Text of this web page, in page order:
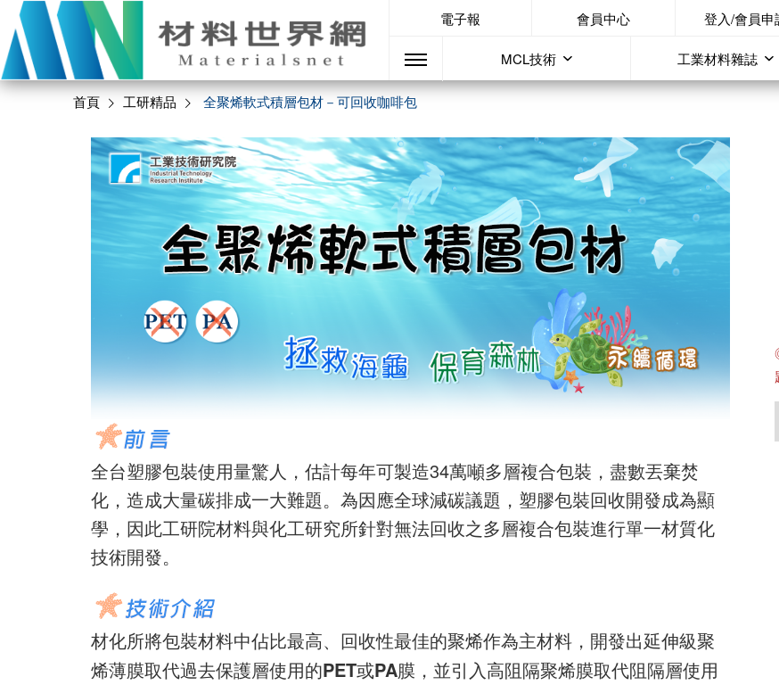
電子報 會員中心 登入/會員申
MCL技術 工業材料雜誌
首頁 工研精品 全聚烯軟式積層包材－可回收咖啡包
全台塑膠包裝使用量驚人，估計每年可製造34萬噸多層複合包裝，盡數丟棄焚
化，造成大量碳排成一大難題。為因應全球減碳議題，塑膠包裝回收開發成為顯
學，因此工研院材料與化工研究所針對無法回收之多層複合包裝進行單一材質化
技術開發。
材化所將包裝材料中佔比最高、回收性最佳的聚烯作為主材料，開發出延伸級聚
烯薄膜取代過去保護層使用的PET或PA膜，並引入高阻隔聚烯膜取代阻隔層使用